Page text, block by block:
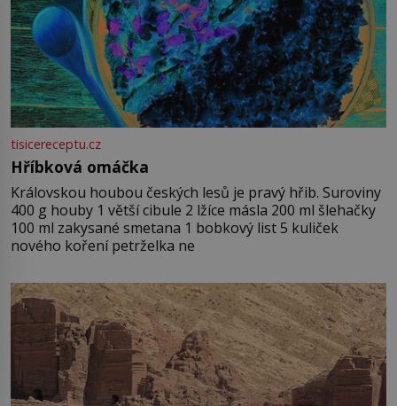
tisicereceptu.cz
Hříbková omáčka
Královskou houbou českých lesů je pravý hřib. Suroviny
400 g houby 1 větší cibule 2 lžíce másla 200 ml šlehačky
100 ml zakysané smetana 1 bobkový list 5 kuliček
nového koření petrželka ne